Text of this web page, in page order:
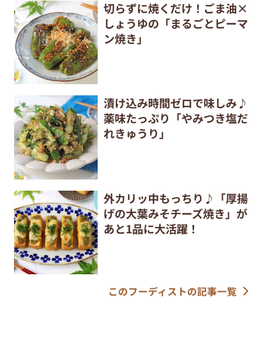
切らずに焼くだけ！ごま油×
しょうゆの「まるごとピーマ
ン焼き」
漬け込み時間ゼロで味しみ♪
薬味たっぷり「やみつき塩だ
れきゅうり」
外カリッ中もっちり♪「厚揚
げの大葉みそチーズ焼き」が
あと1品に大活躍！
このフーディストの記事一覧